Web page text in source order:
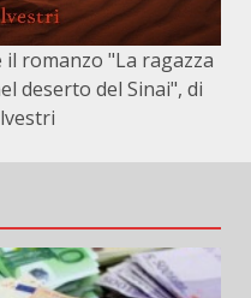
romanzo "La ragazza
deserto del Sinai", di